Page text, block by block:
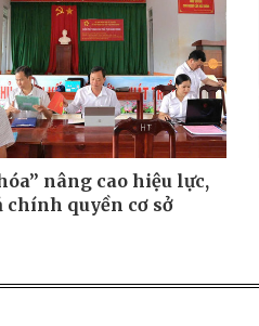
nâng cao hiệu lực,
chính quyền cơ sở